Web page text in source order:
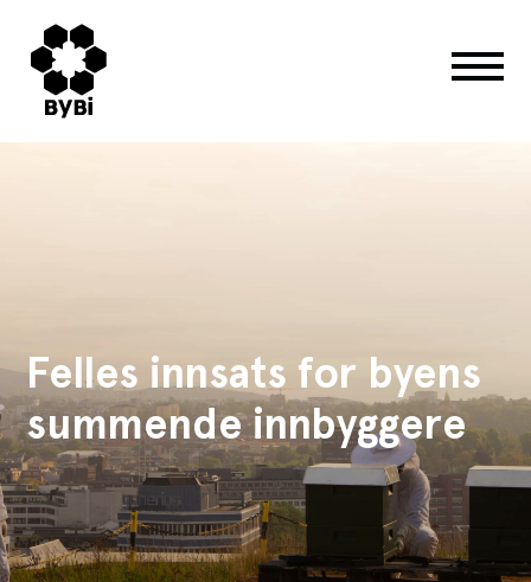
Felles innsats for byens
summende innbyggere